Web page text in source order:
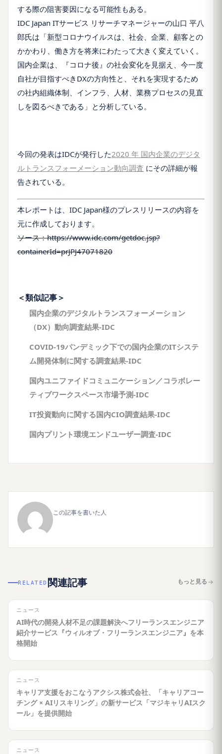
する際の阻害要因になる可能性もある。
IDC Japan ITサービス リサーチマネージャーの山口 平八
郎氏は「新型コロナウイルスは、社会、企業、顧客との
かかわり、働き方を将来にわたって大きく変えていく。
国内企業は、『コロナ後』の社会変化を見据え、今一度
自社が目指すべきDXの方向性と、それを実現するため
の社内組織体制、インフラ、人材、業務プロセスの見直
しを図るべきである」と分析している。
今回の発表はIDCが発行した2020 年 国内企業のデジタ
ルトランスフォーメーション動向調査 にその詳細が報
告されている。
本レポートは、IDC Japan様のプレスリリースの内容を
元に作成しております。
ソース：https://www.idc.com/getdoc.jsp?
containerId=prJPJ47071820
＜類似記事＞
国内企業のデジタルトランスフォーメーション
（DX）動向調査結果-IDC
COVID-19パンデミック下での国内企業のITシステ
ム開発体制に関する調査結果-IDC
国内ユニファイドコミュニケーション／コラボレー
ティブワークスペース市場予測-IDC
IT投資動向に関する国内CIO調査結果-IDC
国内プリント環境エンドユーザー調査-IDC
この記事を書いた人
RELATED 関連記事 もっと見る
ニュース
AI時代の開発人材不足の課題解決へフリーランスエンジニア
紹介サービス『ウィルオブ・フリーランスエンジニア』を本
格開始
ニュース
キャリア支援をおこなうアクシス株式会社、「キャリアコー
チング × AIリスキリング」の新サービス「マジキャリAIスク
ール」を提供開始
ニュース